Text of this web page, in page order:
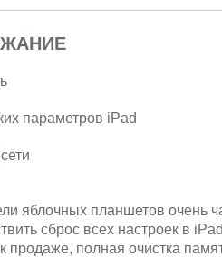
параметров iPad
яблочных планшетов очень
сброс всех настроек в
продаже, полная очистка